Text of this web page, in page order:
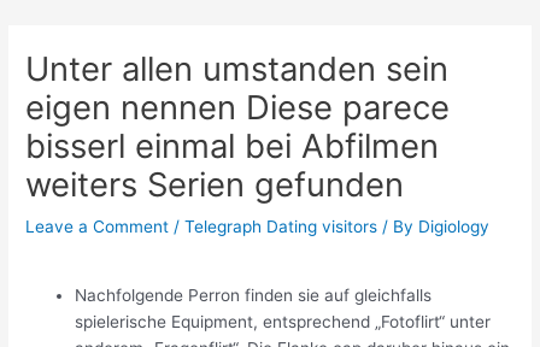
contentUnter allen umstanden sein
eigen nennen Diese parece
bisserl einmal bei Abfilmen
weiters Serien gefunden
Leave a Comment /Telegraph Dating visitors / By Digiology
Nachfolgende Perron finden sie auf gleichfalls
spielerische Equipment, entsprechend „Fotoflirt“ unter